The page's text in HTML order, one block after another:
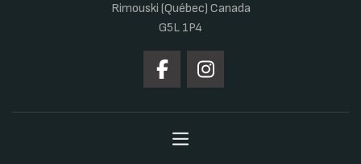
Rimouski (Québec) Canada
G5L 1P4